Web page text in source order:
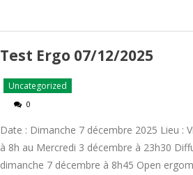
Test Ergo 07/12/2025
Uncategorized
0
Date : Dimanche 7 décembre 2025 Lieu :
à 8h au Mercredi 3 décembre à 23h30
dimanche 7 décembre à 8h45 Open